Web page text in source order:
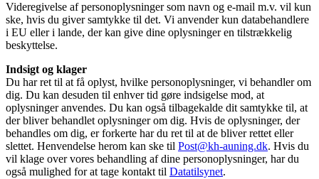
Videregivelse af personoplysninger som navn og e-mail m.v. vil kun
ske, hvis du giver samtykke til det. Vi anvender kun databehandlere
i EU eller i lande, der kan give dine oplysninger en tilstrækkelig
beskyttelse.
Indsigt og klager
Du har ret til at få oplyst, hvilke personoplysninger, vi behandler om
dig. Du kan desuden til enhver tid gøre indsigelse mod, at
oplysninger anvendes. Du kan også tilbagekalde dit samtykke til, at
der bliver behandlet oplysninger om dig. Hvis de oplysninger, der
behandles om dig, er forkerte har du ret til at de bliver rettet eller
slettet. Henvendelse herom kan ske til Post@kh-auning.dk. Hvis du
vil klage over vores behandling af dine personoplysninger, har du
også mulighed for at tage kontakt til Datatilsynet.